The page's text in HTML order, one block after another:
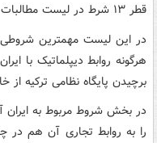
قطر ۱۳ شرط در لیست مطالبات خود تعیین کردند.
در این لیست مهمترین
هرگونه روابط دیپلماتیک با
برچیدن پایگاه نظامی ترکیه
در بخش شروط مربوط به ایران
را به روابط تجاری آن هم